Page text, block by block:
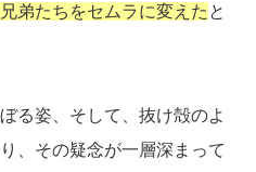
弟たちをセムラに変えた と
る姿、そして、抜け殻のよ
、その疑念が一層深まって